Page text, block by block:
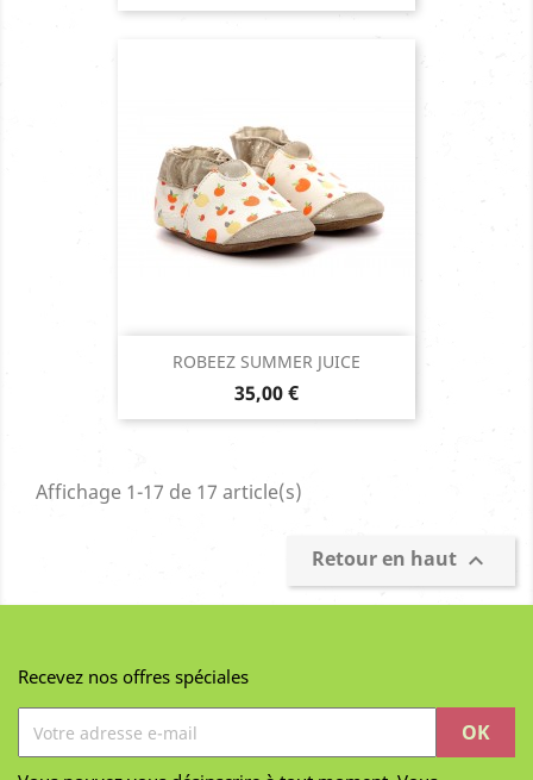
ROBEEZ SUMMER JUICE
Prix
35,00 €
Affichage 1-17 de 17 article(s)
Retour en haut 
Recevez nos offres spéciales